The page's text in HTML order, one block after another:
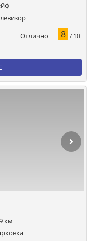
Отлично 8 / 10
км